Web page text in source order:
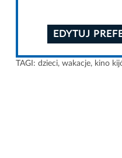
EDYTUJ
TAGI: dzieci, wakacje, kino